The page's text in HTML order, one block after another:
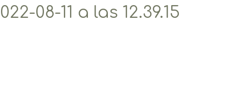
08-11 a las 12.39.15